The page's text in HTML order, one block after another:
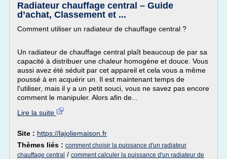
Radiateur chauffage central – Guide
d’achat, Classement et ...
Comment utiliser un radiateur de chauffage central ?
Un radiateur de chauffage central plaît beaucoup de par sa
capacité à distribuer une chaleur homogène et douce. Vous
aussi avez été séduit par cet appareil et cela vous a même
poussé à en acquérir un. Il est maintenant temps de
l'utiliser, mais il y a un petit souci, vous ne savez pas encore
comment le manipuler. Alors afin de...
Lire la suite
Site : https://lajoliemaison.fr
Thèmes liés : comment choisir la puissance d'un radiateur
chauffage central / comment calculer la puissance d'un radiateur de